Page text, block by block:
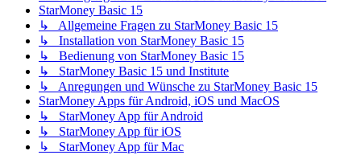
StarMoney Basic 15
↳ Allgemeine Fragen zu StarMoney Basic 15
↳ Installation von StarMoney Basic 15
↳ Bedienung von StarMoney Basic 15
↳ StarMoney Basic 15 und Institute
↳ Anregungen und Wünsche zu StarMoney Basic 15
StarMoney Apps für Android, iOS und MacOS
↳ StarMoney App für Android
↳ StarMoney App für iOS
↳ StarMoney App für Mac